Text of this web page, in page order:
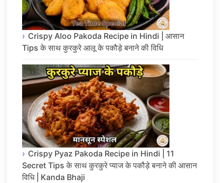
Crispy Aloo Pakoda Recipe in Hindi | आसान
Tips के साथ कुरकुरे आलू के पकौड़े बनाने की विधि
Crispy Pyaz Pakoda Recipe in Hindi | 11
Secret Tips के साथ कुरकुरे प्याज के पकौड़े बनाने की आसान
विधि | Kanda Bhaji